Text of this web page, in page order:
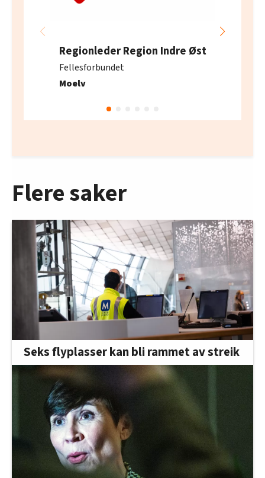
Regionleder Region Indre Øst
Fellesforbundet
Moelv
Flere saker
Seks flyplasser kan bli rammet av streik